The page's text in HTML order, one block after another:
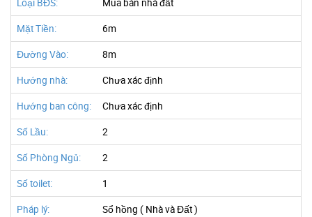
Loại BĐS: Mua bán nhà đất
Mặt Tiền: 6m
Đường Vào: 8m
Hướng nhà: Chưa xác định
Hướng ban công: Chưa xác định
Số Lầu: 2
Số Phòng Ngủ: 2
Số toilet: 1
Pháp lý: Sổ hồng ( Nhà và Đất )